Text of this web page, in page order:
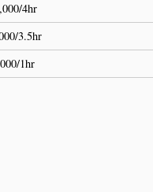
4hr
3.5hr
1hr